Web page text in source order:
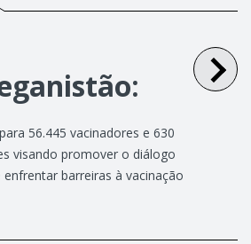
56.445 vacinadores e 630
visando promover o diálogo
barreiras à vacinação